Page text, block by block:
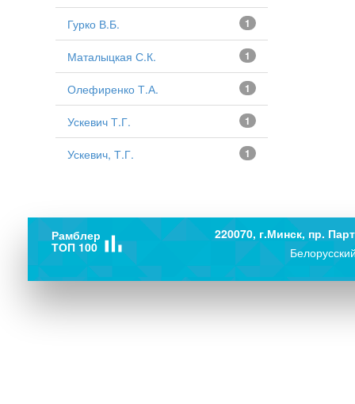
1
Гурко В.Б.
1
Маталыцкая С.К.
1
Олефиренко Т.А.
1
Ускевич Т.Г.
1
Ускевич, Т.Г.
220070, г.Минск, пр.
bar_chart
Рамблер
ТОП 100